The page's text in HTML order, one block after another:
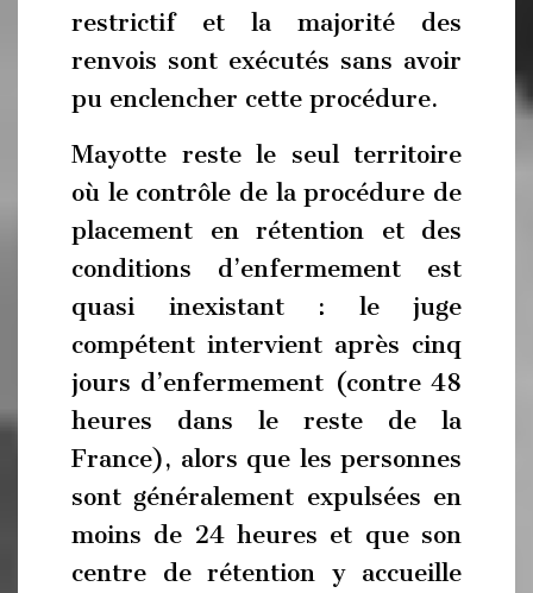
restrictif et la majorité des
renvois sont exécutés sans avoir
pu enclencher cette procédure.
Mayotte reste le seul territoire
où le contrôle de la procédure de
placement en rétention et des
conditions d’enfermement est
quasi inexistant : le juge
compétent intervient après cinq
jours d’enfermement (contre 48
heures dans le reste de la
France), alors que les personnes
sont généralement expulsées en
moins de 24 heures et que son
centre de rétention y accueille